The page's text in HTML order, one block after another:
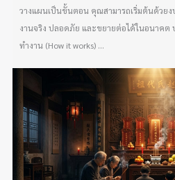
วางแผนเป็นขั้นตอน คุณสามารถเริ่มต้นด้วย
งานจริง ปลอดภัย และขยายต่อได้ในอนาคต
ทำงาน (How it works) ...